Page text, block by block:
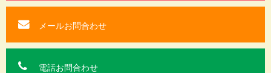
メールお問合わせ
電話お問合わせ